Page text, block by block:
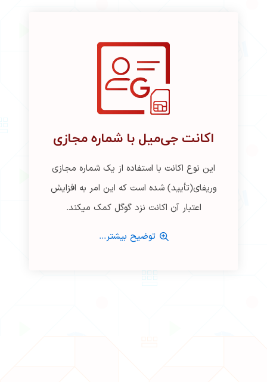
اکانت جی‌میل با شماره مجازی
این نوع اکانت با استفاده از یک شماره مجازی
وریفای(تأیید) شده است که این امر به افزایش
اعتبار آن اکانت نزد گوگل کمک میکند.
توضیح بیشتر...